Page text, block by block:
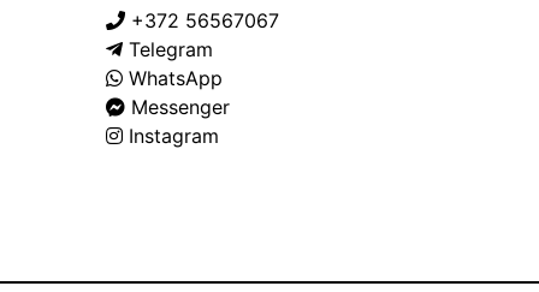
+372 56567067
Telegram
WhatsApp
Messenger
Instagram